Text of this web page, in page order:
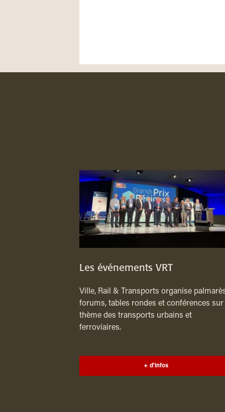
Les événements VRT
Ville, Rail & Transports organise
forums, tables rondes et conférences sur
thème des transports urbains et
ferroviaires.
+ d'infos